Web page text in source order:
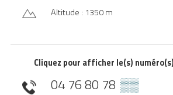
Altitude : 1350 m
Cliquez pour afficher le(s) numéro(s)
04 76 80 78 ▒▒